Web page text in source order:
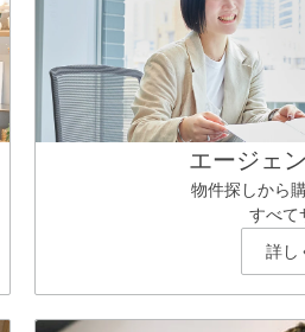
エージェ
物件探しから
すべて
詳し